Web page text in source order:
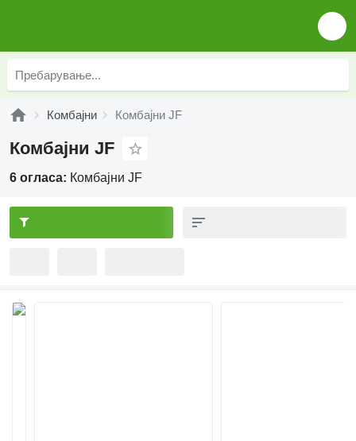
Комбајни Комбајни JF
Комбајни JF
6 огласа: Комбајни JF